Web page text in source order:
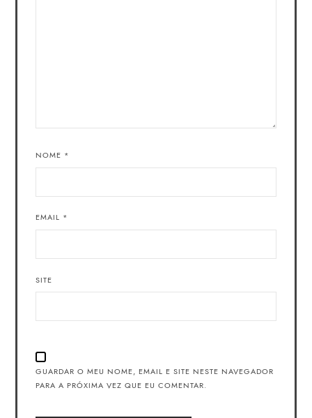
NOME *
EMAIL *
SITE
GUARDAR O MEU NOME, EMAIL E SITE NESTE NAVEGADOR
PARA A PRÓXIMA VEZ QUE EU COMENTAR.